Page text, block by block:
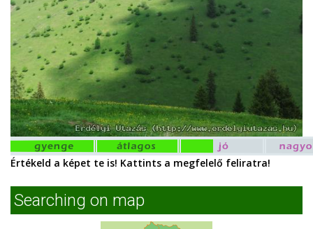
Értékeld a képet te is! Kattints a megfelelő feliratra!
Searching on map